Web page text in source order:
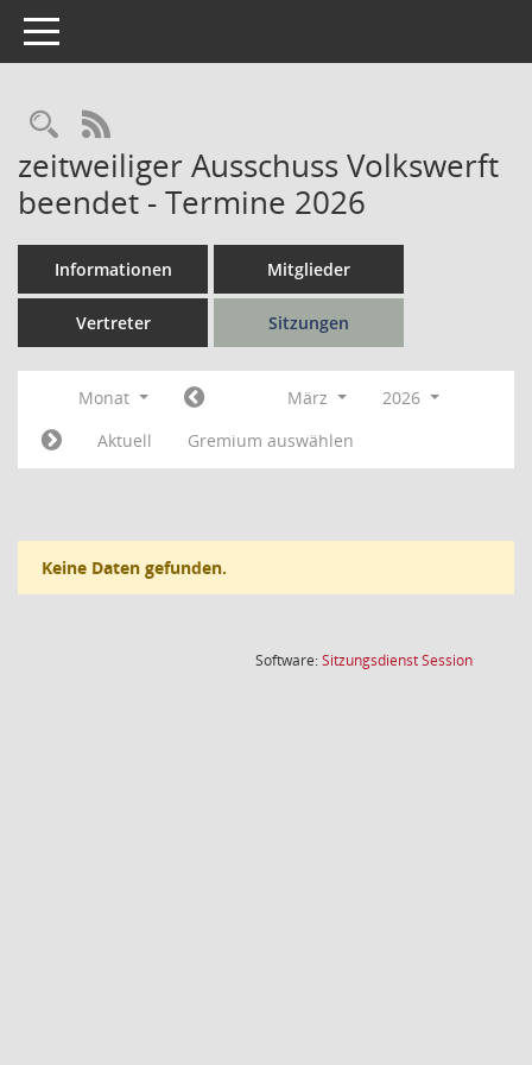
Toggle navigation
Rechercheauswahl
RSS-Feed
zeitweiliger Ausschuss Volkswerft
beendet - Termine 2026
Informationen Mitglieder
Vertreter Sitzungen
Monat März
2026
Aktuell
Gremium auswählen
Keine Daten gefunden.
Software:SitzungsdienstSession(Wird in